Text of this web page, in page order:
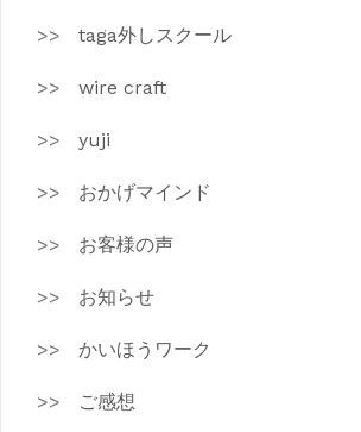
taga外しスクール
wire craft
yuji
おかげマインド
お客様の声
お知らせ
かいほうワーク
ご感想